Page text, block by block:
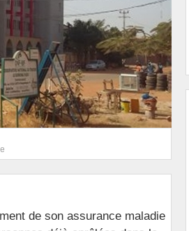
de son assurance maladie